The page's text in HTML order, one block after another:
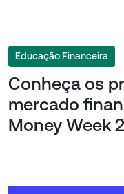
Educação Financeira
Conheça os
mercado
Money Week